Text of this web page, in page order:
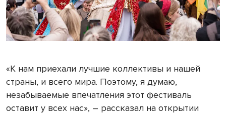
«К нам приехали лучшие коллективы и нашей
страны, и всего мира. Поэтому, я думаю,
незабываемые впечатления этот фестиваль
оставит у всех нас», – рассказал на открытии